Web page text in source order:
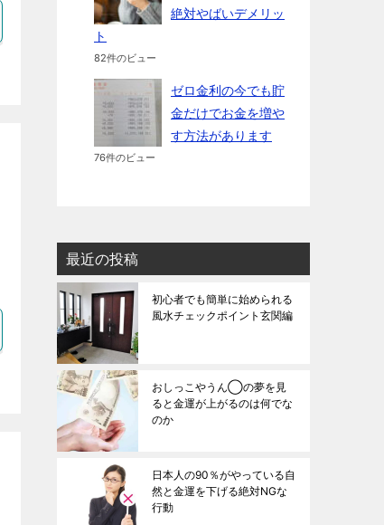
絶対やばいデメリッ
ト
82件のビュー
ゼロ金利の今でも貯
金だけでお金を増や
す方法があります
76件のビュー
最近の投稿
初心者でも簡単に始められる
風水チェックポイント玄関編
おしっこやうん◯の夢を見
ると金運が上がるのは何でな
のか
日本人の90％がやっている自
然と金運を下げる絶対NGな
行動